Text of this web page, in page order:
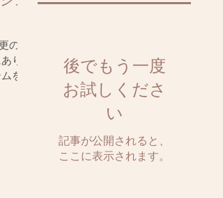
のご
りが
を新
後でもう一度
お試しくださ
い
記事が公開されると、
ここに表示されます。